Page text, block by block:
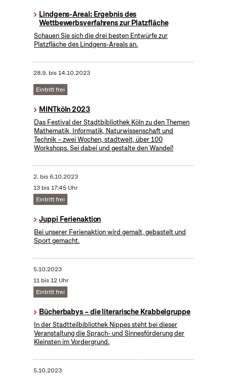
Lindgens-Areal: Ergebnis des
Wettbewerbsverfahrens zur Platzfläche
Schauen Sie sich die drei besten Entwürfe zur
Platzfläche des Lindgens-Areals an.
28.9. bis14.10.2023
Eintritt frei
MINTköln 2023
Das Festival der Stadtbibliothek Köln zu den Themen
Mathematik, Informatik, Naturwissenschaft und
Technik – zwei Wochen, stadtweit, über 100
Workshops. Sei dabei und gestalte den Wandel!
2. bis6.10.2023
13 bis 17:45 Uhr
Eintritt frei
Juppi Ferienaktion
Bei unserer Ferienaktion wird gemalt, gebastelt und
Sport gemacht.
5.10.2023
11 bis 12 Uhr
Eintritt frei
Bücherbabys – die literarische Krabbelgruppe
In der Stadtteilbibliothek Nippes steht bei dieser
Veranstaltung die Sprach- und Sinnesförderung der
Kleinsten im Vordergrund.
5.10.2023